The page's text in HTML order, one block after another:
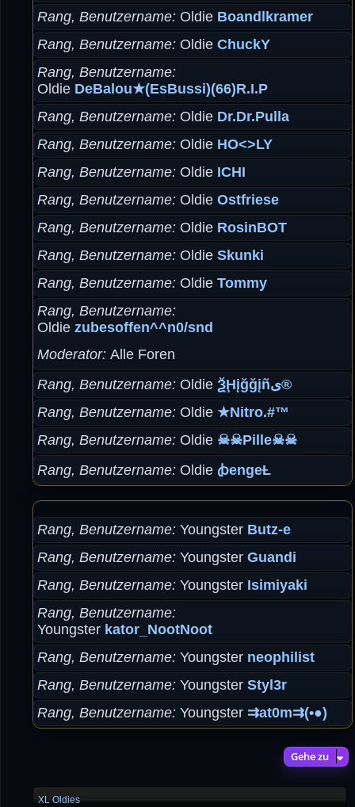
Rang, Benutzername Oldie Boandlkramer
Rang, Benutzername Oldie ChuckY
Rang, Benutzername
Oldie DeBalou★(EsBussi)(66)R.I.P
Rang, Benutzername Oldie Dr.Dr.Pulla
Rang, Benutzername Oldie HO<>LY
Rang, Benutzername Oldie ICHI
Rang, Benutzername Oldie Ostfriese
Rang, Benutzername Oldie RosinBOT
Rang, Benutzername Oldie Skunki
Rang, Benutzername Oldie Tommy
Rang, Benutzername
Oldie zubesoffen^^n0/snd
Moderator Alle Foren
Rang, Benutzername Oldie
ѮḨįğğįñى®
Rang, Benutzername Oldie ★Nitro.#™
Rang, Benutzername Oldie ☠☠Pille☠☠
Rang, Benutzername Oldie ꞗengeȽ
Rang, Benutzername Youngster Butz-e
Rang, Benutzername Youngster Guandi
Rang, Benutzername Youngster Isimiyaki
Rang, Benutzername
Youngster kator_NootNoot
Rang, Benutzername Youngster neophilist
Rang, Benutzername Youngster Styl3r
Rang, Benutzername Youngster ⇉at0m⇉(•●)
Gehe zu
XL Oldies